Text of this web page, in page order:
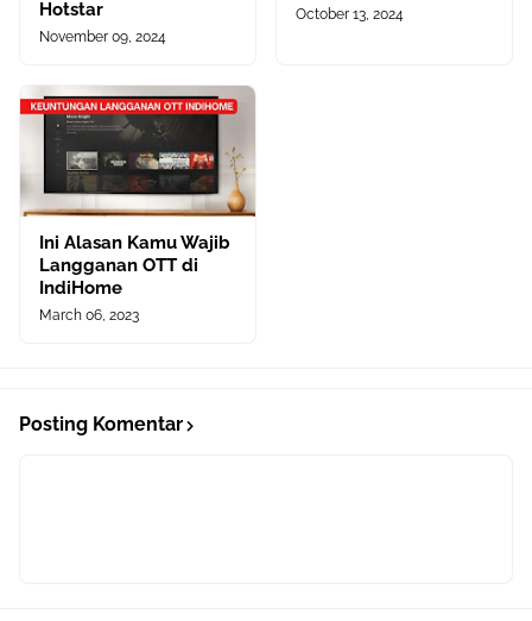
Hotstar
November 09, 2024
October 13, 2024
Ini Alasan Kamu Wajib
Langganan OTT di
IndiHome
March 06, 2023
Posting Komentar